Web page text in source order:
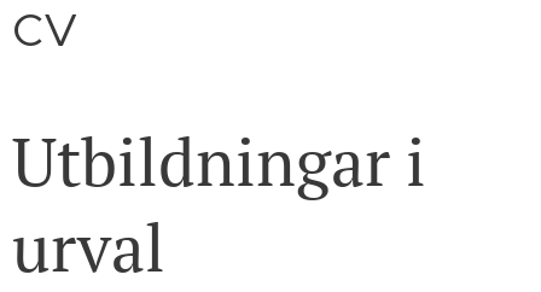
CV
Utbildningar i
urval